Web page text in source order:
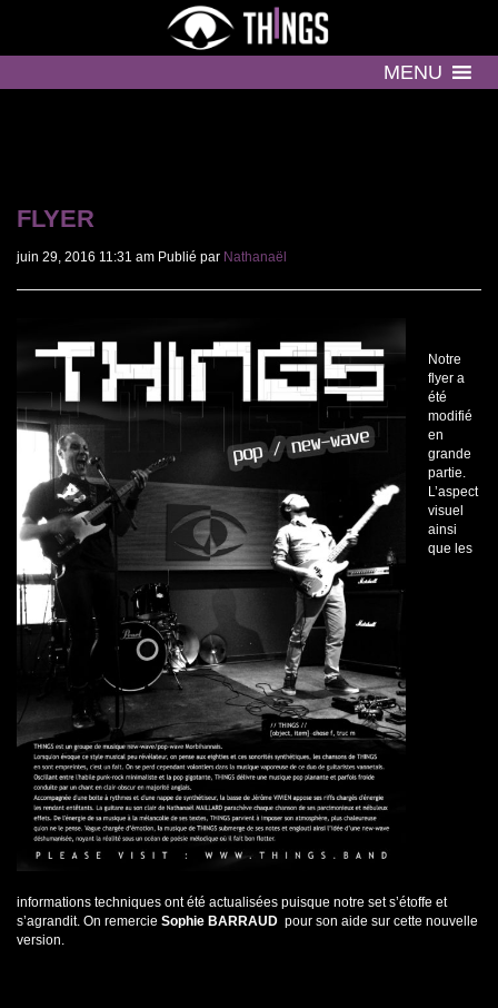
MENU
FLYER
juin 29, 2016 11:31 am Publié par Nathanaël
Notre
flyer a
été
modifié
en
grande
partie.
L’aspect
visuel
ainsi
que les
informations techniques ont été actualisées puisque notre set s’étoffe et
s’agrandit. On remercie Sophie BARRAUD pour son aide sur cette nouvelle
version.